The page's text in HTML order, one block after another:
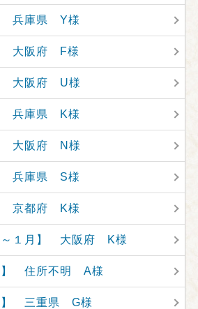
兵庫県 Y様
大阪府 F様
大阪府 U様
兵庫県 K様
大阪府 N様
兵庫県 S様
京都府 K様
～１月】 大阪府 K様
】 住所不明 A様
】 三重県 G様